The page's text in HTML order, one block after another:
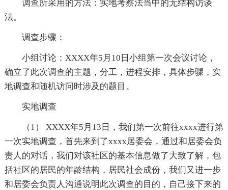
调查所采用的方法：实地考察法当中的无结构访谈
法。
调查步骤：
小组讨论：XXXX年5月10日小组第一次会议讨论，
确立了此次调查的主题，分工，进程安排，具体步骤，实
地调查和随机访问时涉及的题目。
实地调查
（1） XXXX年5月13日，我们第一次前往xxxx进行第
一次实地调查，首先来到了xxxx居委会，通过和居委会负
责人的对话，我们对该社区的基本信息做了大致了解，包
括社区的居民的年龄结构，居民社会成份，我们又进一步
和居委会负责人沟通说明此次调查的目的，自己接下来的